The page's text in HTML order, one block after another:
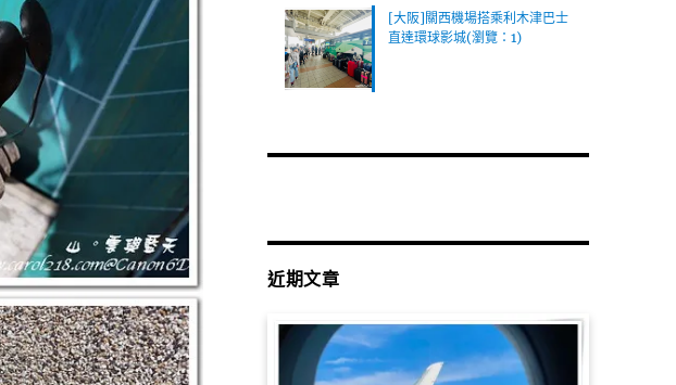
[大阪]關西機場搭乘利木津巴士
直達環球影城(瀏覽：1)
近期文章